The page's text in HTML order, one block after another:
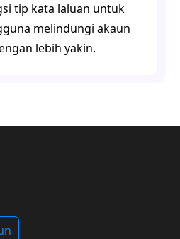
tip kata laluan untuk
melindungi akaun
lebih yakin.